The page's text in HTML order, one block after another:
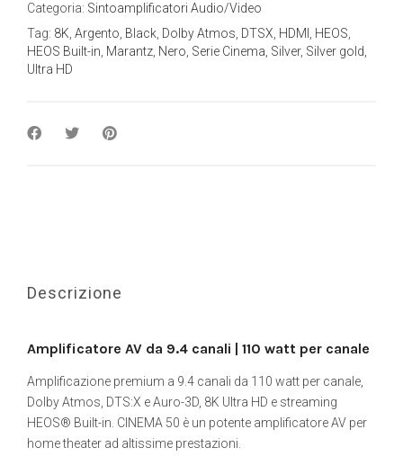
Categoria: Sintoamplificatori Audio/Video
Tag: 8K, Argento, Black, Dolby Atmos, DTSX, HDMI , HEOS,
HEOS Built-in, Marantz, Nero, Serie Cinema, Silver, Silver gold,
Ultra HD
Descrizione
Amplificatore AV da 9.4 canali | 110 watt per canale
Amplificazione premium a 9.4 canali da 110 watt per canale,
Dolby Atmos, DTS:X e Auro-3D, 8K Ultra HD e streaming
HEOS® Built-in. CINEMA 50 è un potente amplificatore AV per
home theater ad altissime prestazioni.